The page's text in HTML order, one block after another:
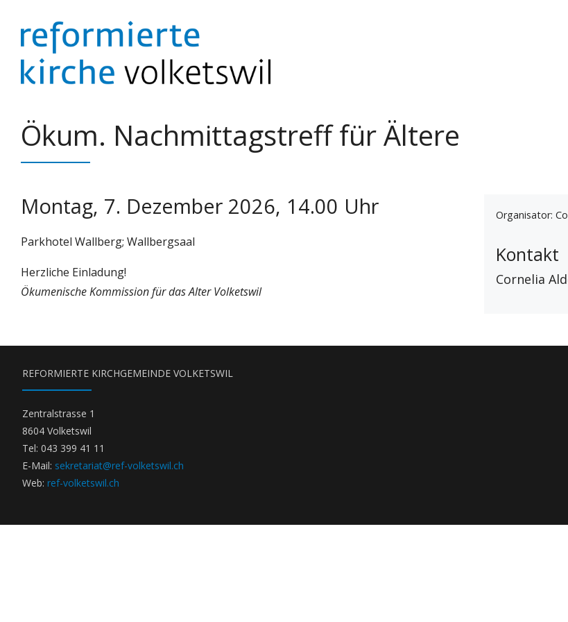
zum
Inhalt
Ökum. Nachmittagstreff für Ältere
Montag, 7. Dezember 2026, 14.00 Uhr
Parkhotel Wallberg; Wallbergsaal
Herzliche Einladung!
Ökumenische Kommission für das Alter Volketswil
Organisator:
Kontakt
Cornelia
REFORMIERTE KIRCHGEMEINDE VOLKETSWIL
Zentralstrasse 1
8604 Volketswil
Tel: 043 399 41 11
E-Mail: sekretariat@ref-volketswil.ch
Web: ref-volketswil.ch